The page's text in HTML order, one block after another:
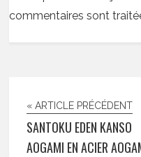
commentaires sont
« ARTICLE PRÉCÉDENT
SANTOKU EDEN KANSO
AOGAMI EN ACIER